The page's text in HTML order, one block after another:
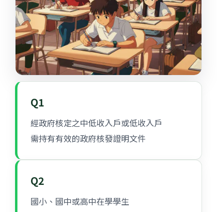
Q1
經政府核定之中低收入戶或低收入戶
需持有有效的政府核發證明文件
Q2
國小、國中或高中在學學生